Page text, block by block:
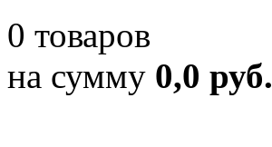
0 товаров
на сумму 0,0 руб.